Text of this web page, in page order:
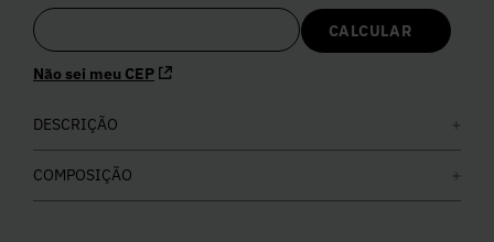
Não sei meu CEP
DESCRIÇÃO
COMPOSIÇÃO
5º Calça
6º Colete
7º